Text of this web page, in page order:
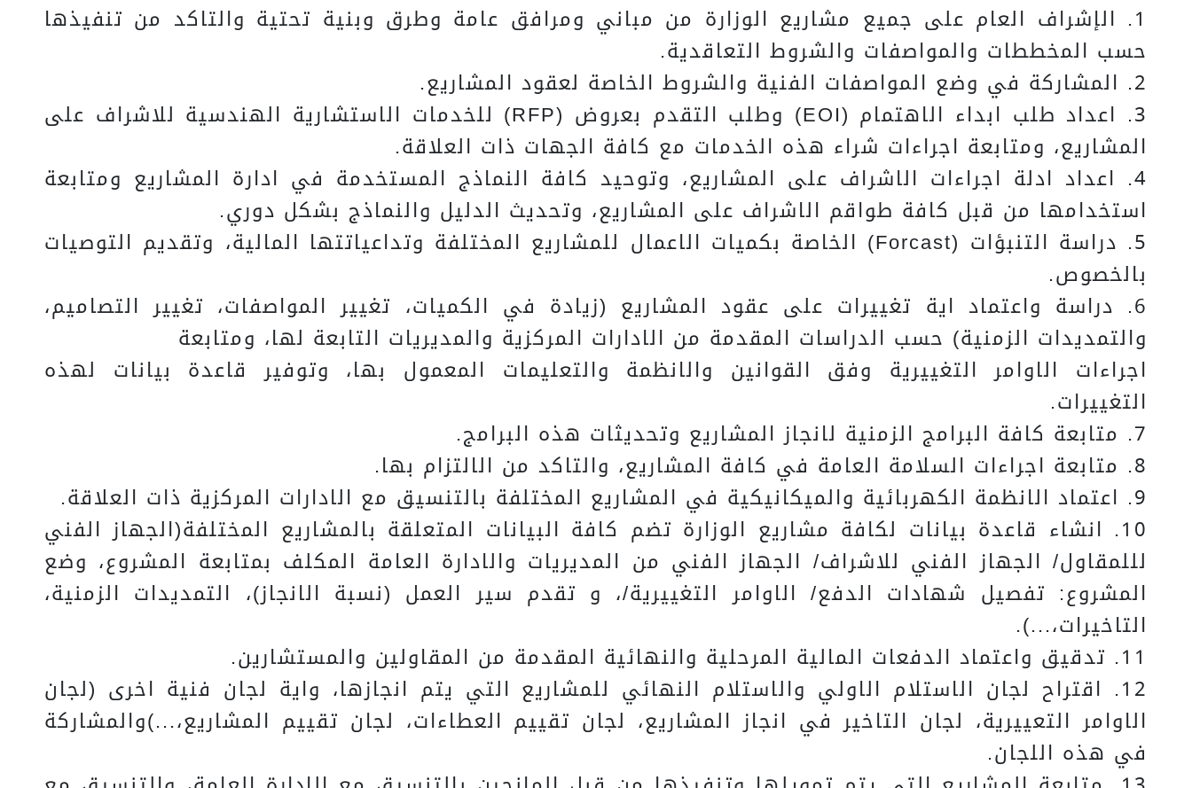
1. الإشراف العام على جميع مشاريع الوزارة من مباني ومرافق عامة وطرق وبنية تحتية والتاكد من تنفيذها
حسب المخططات والمواصفات والشروط التعاقدية.
2. المشاركة في وضع المواصفات الفنية والشروط الخاصة لعقود المشاريع.
3. اعداد طلب ابداء الاهتمام (EOI) وطلب التقدم بعروض (RFP) للخدمات الاستشارية الهندسية للاشراف على
المشاريع، ومتابعة اجراءات شراء هذه الخدمات مع كافة الجهات ذات العلاقة.
4. اعداد ادلة اجراءات الاشراف على المشاريع، وتوحيد كافة النماذج المستخدمة في ادارة المشاريع ومتابعة
استخدامها من قبل كافة طواقم الاشراف على المشاريع، وتحديث الدليل والنماذج بشكل دوري.
5. دراسة التنبؤات (Forcast) الخاصة بكميات الاعمال للمشاريع المختلفة وتداعياتتها المالية، وتقديم التوصيات
بالخصوص.
6. دراسة واعتماد اية تغييرات على عقود المشاريع (زيادة في الكميات، تغيير المواصفات، تغيير التصاميم،
والتمديدات الزمنية) حسب الدراسات المقدمة من الادارات المركزية والمديريات التابعة لها، ومتابعة
اجراءات الاوامر التغييرية وفق القوانين والانظمة والتعليمات المعمول بها، وتوفير قاعدة بيانات لهذه
التغييرات.
7. متابعة كافة البرامج الزمنية لانجاز المشاريع وتحديثات هذه البرامج.
8. متابعة اجراءات السلامة العامة في كافة المشاريع، والتاكد من الالتزام بها.
9. اعتماد الانظمة الكهربائية والميكانيكية في المشاريع المختلفة بالتنسيق مع الادارات المركزية ذات العلاقة.
10. انشاء قاعدة بيانات لكافة مشاريع الوزارة تضم كافة البيانات المتعلقة بالمشاريع المختلفة(الجهاز الفني
لللمقاول/ الجهاز الفني للاشراف/ الجهاز الفني من المديريات والادارة العامة المكلف بمتابعة المشروع، وضع
المشروع: تفصيل شهادات الدفع/ الاوامر التغييرية/، و تقدم سير العمل (نسبة الانجاز)، التمديدات الزمنية،
التاخيرات،...).
11. تدقيق واعتماد الدفعات المالية المرحلية والنهائية المقدمة من المقاولين والمستشارين.
12. اقتراح لجان الاستلام الاولي والاستلام النهائي للمشاريع التي يتم انجازها، واية لجان فنية اخرى (لجان
الاوامر التعييرية، لجان التاخير في انجاز المشاريع، لجان تقييم العطاءات، لجان تقييم المشاريع،...)والمشاركة
في هذه اللجان.